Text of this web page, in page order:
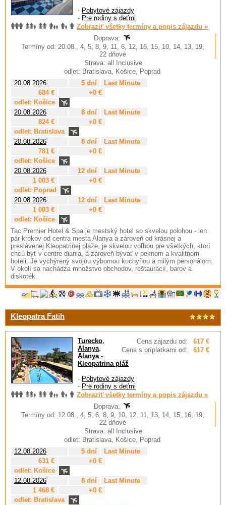
- Pobytové zájazdy
- Pre rodiny s deťmi
Zobraziť všetky termíny a popis zájazdu »
Doprava:
Termíny od: 20.08., 4, 5, 8, 9, 11, 6, 12, 16, 15, 10, 14, 13, 19,
22 dňové
Strava: all Inclusive
odlet: Bratislava, Košice, Poprad
20.08.2026
5 dní
Last Minute
684 €
+0 €
odlet: Košice
20.08.2026
8 dní
Last Minute
824 €
+0 €
odlet: Bratislava
20.08.2026
8 dní
Last Minute
781 €
+0 €
odlet: Košice
20.08.2026
12 dní
Last Minute
1 003 €
+0 €
odlet: Poprad
20.08.2026
12 dní
Last Minute
1 003 €
+0 €
odlet: Košice
Tac Premier Hotel & Spa je mestský hotel so skvelou polohou - len
pár krokov od centra mesta Alanya a zároveň od krásnej a
preslávenej Kleopatrinej pláže, je skvelou voľbou pre všetkých, ktorí
chcú byť v centre diania, a zároveň bývať v peknom a kvalitnom
hoteli. Je vychýrený svojou výbornou kuchyňou a milým personálom.
V okolí sa nachádza množstvo obchodov, reštaurácií, barov a
diskoték.
Kleopatra Fatih
Cena zájazdu od:
617 €
Cena s príplatkami od:
617 €
Turecko,
Alanya,
Alanya -
Kleopatrina pláž
- Pobytové zájazdy
- Pre rodiny s deťmi
Zobraziť všetky termíny a popis zájazdu »
Doprava:
Termíny od: 12.08., 4, 5, 6, 8, 9, 10, 12, 11, 13, 14, 15, 16, 19,
22 dňové
Strava: all Inclusive
odlet: Bratislava, Košice, Poprad
12.08.2026
5 dní
Last Minute
631 €
+0 €
odlet: Košice
12.08.2026
8 dní
Last Minute
1 468 €
+0 €
odlet: Bratislava